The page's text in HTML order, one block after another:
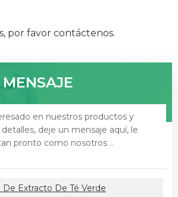
por favor contáctenos.
en nuestros productos y
deje un mensaje aquí, le
pronto como nosotros ..
De Extracto De Té Verde